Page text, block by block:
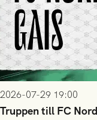
2026-07-29 19:00
Truppen till FC